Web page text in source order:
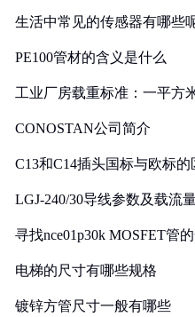
生活中常见的传感器有哪些
PE100管材的含义是什么
工业厂房载重标准：一平方
CONOSTAN公司简介
C13和C14插头国标与欧标
LGJ-240/30导线参数及载流
寻找nce01p30k MOSFET管
电梯的尺寸有哪些规格
镀锌方管尺寸一般有哪些